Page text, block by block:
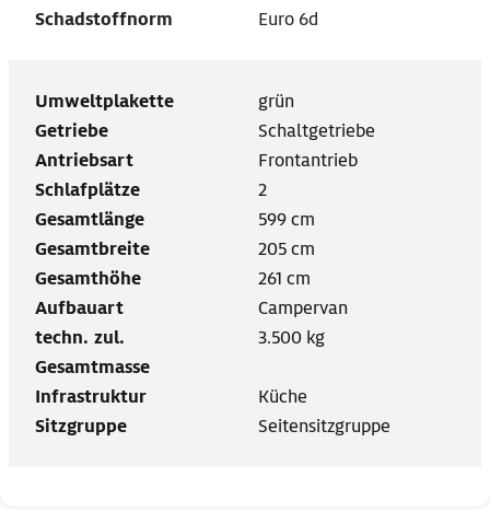
Schadstoffnorm
Euro 6d
Umweltplakette
grün
Getriebe
Schaltgetriebe
Antriebsart
Frontantrieb
Schlafplätze
2
Gesamtlänge
599 cm
Gesamtbreite
205 cm
Gesamthöhe
261 cm
Aufbauart
Campervan
techn. zul.
Gesamtmasse
3.500 kg
Infrastruktur
Küche
Sitzgruppe
Seitensitzgruppe